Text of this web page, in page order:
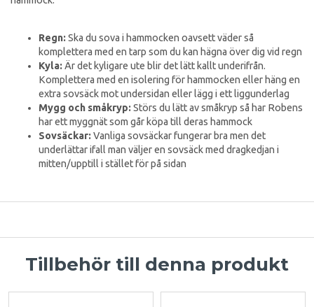
Regn:Ska du sova i hammocken oavsett väder så
komplettera med en tarp som du kan hägna över dig vid regn
Kyla:Är det kyligare ute blir det lätt kallt underifrån.
Komplettera med en isolering för hammocken eller häng en
extra sovsäck mot undersidan eller lägg i ett liggunderlag
Mygg och småkryp:Störs du lätt av småkryp så har Robens
har ett myggnät som går köpa till deras hammock
Sovsäckar:Vanliga sovsäckar fungerar bra men det
underlättar ifall man väljer en sovsäck med dragkedjan i
mitten/upptill i stället för på sidan
Tillbehör till denna produkt